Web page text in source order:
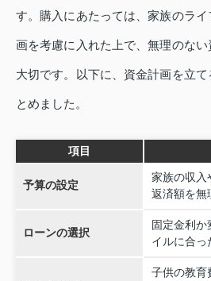
す。購入にあたっては、家族のラ
画を考慮に入れた上で、無理のな
大切です。以下に、資金計画を立
とめました。
項目
予算の設定
家族の収入
返済額を無
ローンの選択
固定金利か
イルに合っ
子供の教育